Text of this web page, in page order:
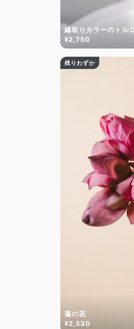
縁取りカラーのトル
¥2,750
残りわずか
蓮の花
¥2,530